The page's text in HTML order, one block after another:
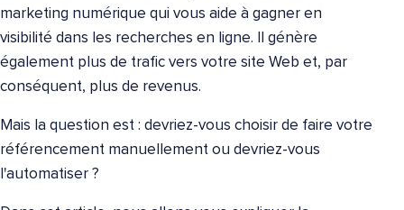
marketing numérique qui vous aide à gagner en
visibilité dans les recherches en ligne. Il génère
également plus de trafic vers votre site Web et, par
conséquent, plus de revenus.
Mais la question est : devriez-vous choisir de faire votre
référencement manuellement ou devriez-vous
l'automatiser ?